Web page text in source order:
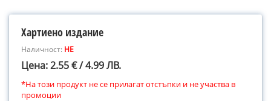
Хартиено издание
Наличност: НЕ
Цена: 2.55 € / 4.99 ЛВ.
*На този продукт не се прилагат отстъпки и не участва в
промоции